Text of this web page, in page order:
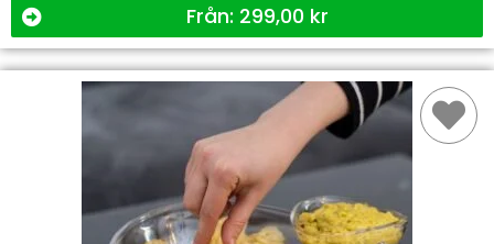
Från: 299,00 kr